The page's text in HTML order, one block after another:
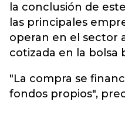
la conclusión de
las principales
operan en el sector
cotizada en la bolsa
"La compra se
fondos propios",